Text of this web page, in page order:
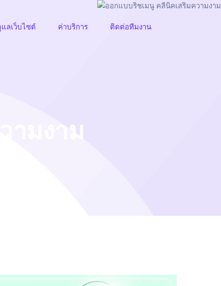
ลเว็บไซต์ ค่าบริการ ติดต่อทีมงาน
ามงาม